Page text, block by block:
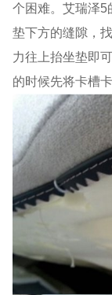
个困难。艾瑞泽5
垫下方的缝隙，
力往上抬坐垫即
的时候先将卡槽